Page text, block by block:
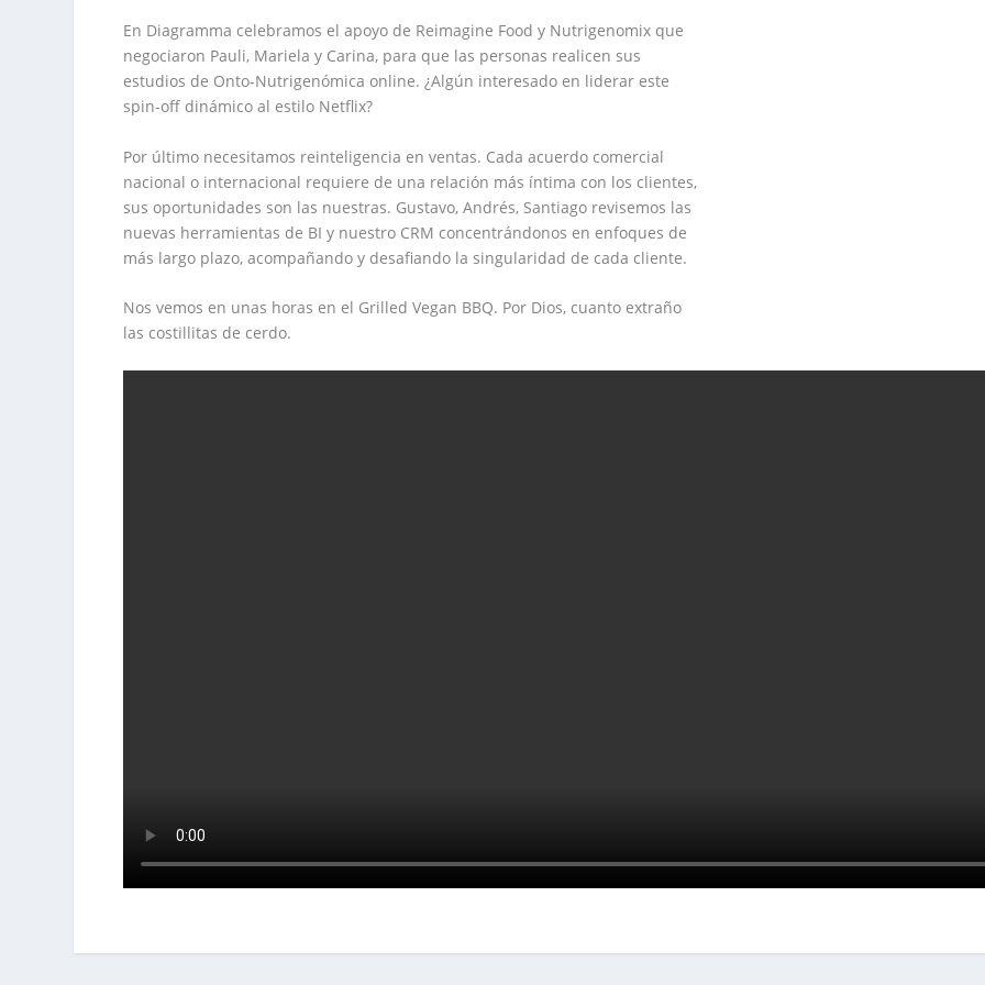
En Diagramma celebramos el apoyode Reimagine Food y Nutrigenomixque
negociaron Pauli, Mariela y Carina, para que las personas realicen sus
estudios de Onto-Nutrigenómica online. ¿Algún interesado en liderar este
spin-off dinámicoal estilo Netflix?
Por último necesitamos reinteligencia en ventas. Cada acuerdo comercial
nacional o internacional requiere de una relación más íntima con los clientes,
sus oportunidades son las nuestras. Gustavo, Andrés, Santiago revisemos las
nuevas herramientas de BI y nuestro CRM concentrándonos en enfoques de
más largo plazo, acompañando y desafiando la singularidad de cada cliente.
Nos vemos en unas horas en el Grilled Vegan BBQ. Por Dios, cuanto extraño
las costillitas de cerdo.